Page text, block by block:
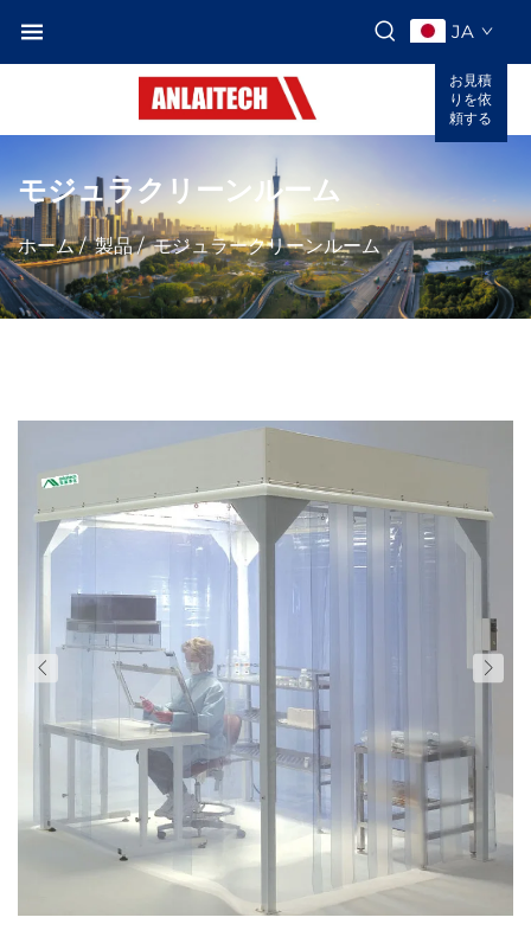
JA
お見積
りを依
頼する
モジュラクリーンルーム
ホーム/製品/モジュラークリーンルーム